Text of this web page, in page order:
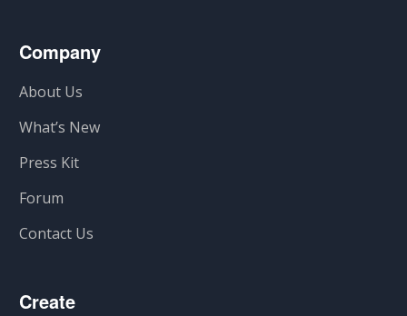
Company
About Us
What’s New
Press Kit
Forum
Contact Us
Create